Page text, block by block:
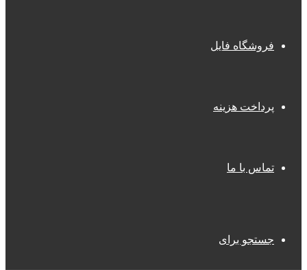
فروشگاه فایل
پرداخت هزینه
تماس با ما
جستجو برای